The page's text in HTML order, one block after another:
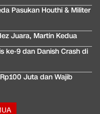
Pasukan Houthi & Militer
Juara, Martin Kedua
ke-9 dan Danish Crash di
Juta dan Wajib